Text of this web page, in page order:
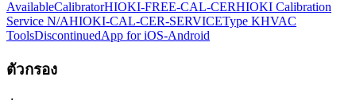
AvailableCalibratorHIOKI-FREE-CAL-CERHIOKI Calibration
Service N/AHIOKI-CAL-CER-SERVICEType KHVAC
ToolsDiscontinuedApp for iOS-Android
ตัวกรอง